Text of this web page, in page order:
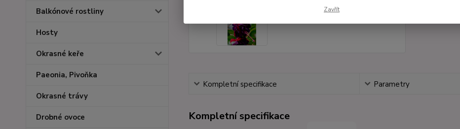
Balkónové rostliny
Hosty
Okrasné keře
Paeonia, Pivoňka
Okrasné trávy
Drobné ovoce
Kompletní specifikace Parametry
Kompletní specifikace
Zavřít